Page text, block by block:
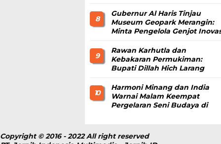
8
Gubernur Al Haris Tinjau
Museum Geopark Merangin:
Minta Pengelola Genjot
9
Rawan Karhutla dan
Kebakaran Permukiman:
Bupati Dillah Hich Larang
1 0
Harmoni Minang dan India
Warnai Malam Keempat
Pergelaran Seni Budaya di
Copyright © 2016 - 2022 All right reserved